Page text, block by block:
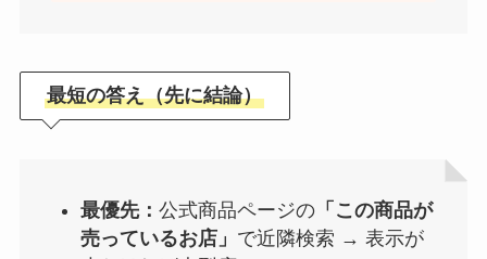
最短の答え（先に結論）
最優先： 公式商品ページの「この商品が
売っているお店」 で近隣検索 → 表示が